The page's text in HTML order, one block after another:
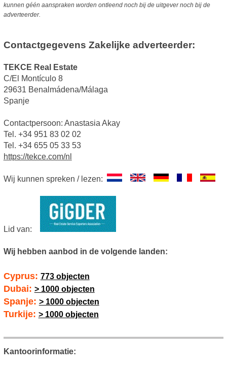
kunnen géén aanspraken worden ontleend noch bij de uitgever noch bij de
adverteerder.
Contactgegevens Zakelijke adverteerder:
TEKCE Real Estate
C/El Montículo 8
29631 Benalmádena/Málaga
Spanje
Contactpersoon: Anastasia Akay
Tel. +34 951 83 02 02
Tel. +34 655 05 33 53
https://tekce.com/nl
Wij kunnen spreken / lezen:
Lid van:
Wij hebben aanbod in de volgende landen:
Cyprus: 773 objecten
Dubai: > 1000 objecten
Spanje: > 1000 objecten
Turkije: > 1000 objecten
Kantoorinformatie: